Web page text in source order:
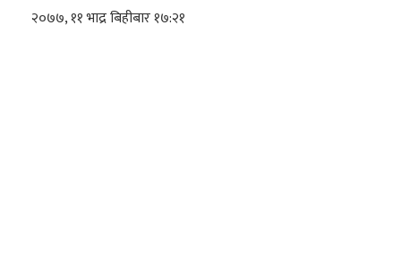
२०७७, ११ भाद्र बिहीबार १७:२१